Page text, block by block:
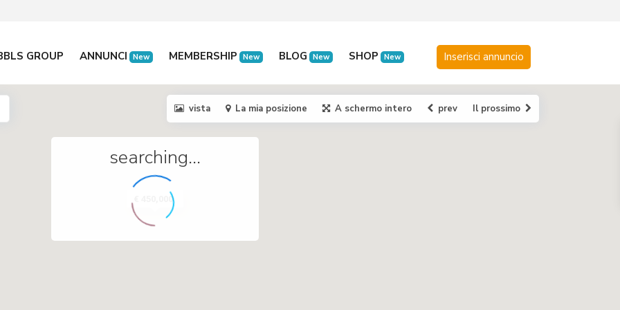
GROUP ANNUNCI New MEMBERSHIP New BLOG New SHOP New
€ 450,000
searching...
vista La mia posizione A schermo intero prev Il prossimo